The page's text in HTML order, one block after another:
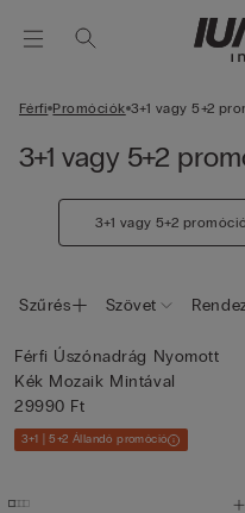
Férfi Promóciók 3+1 vagy 5+2
3+1 vagy 5+2
3+1 vagy 5+2 promóció
Szűrés Szövet
Férfi Úszónadrág Nyomott
Kék Mozaik Mintával
29990 Ft
3+1 | 5+2 Állandó promóció